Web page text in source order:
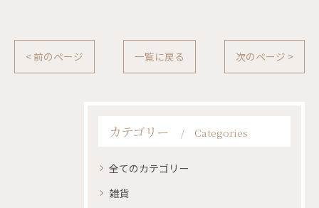
< 前のページ 一覧に戻る 次のページ >
カテゴリー Categories
全てのカテゴリー
雑貨